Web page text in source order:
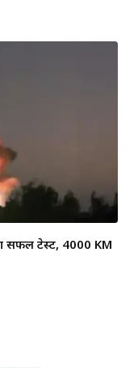
सफल टेस्ट, 4000 KM